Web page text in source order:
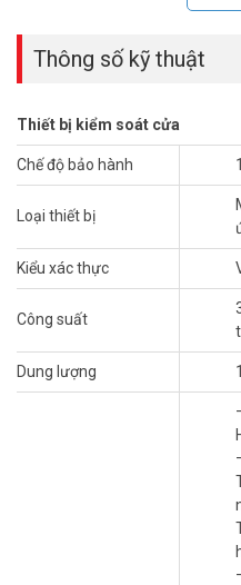
Với thiết bị này, nhà quản lý sẽ
tăng ca của nhân viên một
tính lương, khen thưởng hay
minh bạch, hữu hiệu hơn.
vẫn được lưu trữ bên trong máy
Máy chấm công khuôn mặt
nhận dạng khuôn mặt được
nhận dạng nhanh chóng và
công. Có khả năng nhận
camera hồng ngoại có độ
lượng bộ nhớ lớn tích hợp bộ
dạng khuôn mặt trong điều kiện
Ưu điểm máy
– Tiết kiệm chi phí mua thẻ cho
– Mang tính chính xác và bảo
– Một nhân viên có thể đăng
Thông số kỹ thuật
Thiết bị kiểm soát cửa
Chế độ bảo hành
Loại thiết bị
Kiểu xác thực
Công suất
Dung lượng